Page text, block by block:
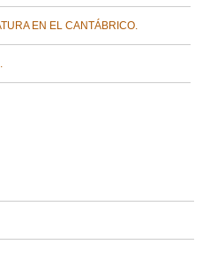
EN EL CANTÁBRICO.